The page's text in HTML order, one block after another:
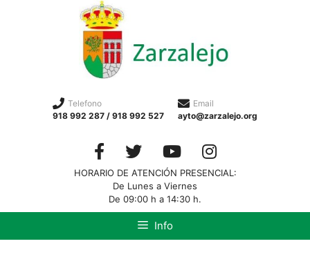
Telefono
918 992 287 / 918 992 527
Email
ayto@zarzalejo.org
HORARIO DE ATENCIÓN PRESENCIAL:
De Lunes a Viernes
De 09:00 h a 14:30 h.
Info